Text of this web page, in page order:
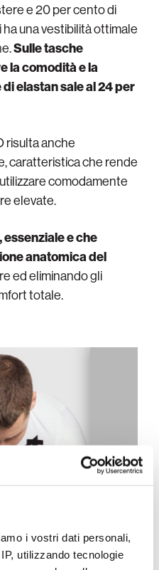
i vostri dati personali,
utilizzando tecnologie
e 20 per cento di
una vestibilità ottimale
Sulle tasche
la comodità e la
elastan sale al 24 per
risulta anche
caratteristica che rende
comodamente
elevate.
e che
anatomica del
ed eliminando gli
totale.